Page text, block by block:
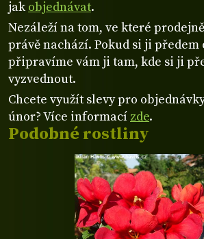
Podobné rostliny
jakobjednávat.
Nezáleží na tom, ve které
právě nachází. Pokud si ji předem
připravíme vám ji tam, kde si ji
vyzvednout.
Chcete využít slevy pro
únor? Více informací zde.